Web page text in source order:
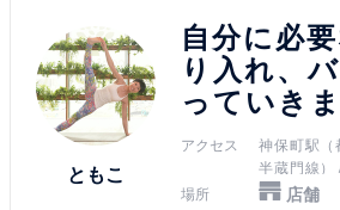
ともこ
自分に必
り入れ、
っていき
アクセス
神保町駅（
半蔵門線）
新御茶ノ水
場所 店舗